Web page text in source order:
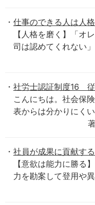
仕事のできる人は人
【人格を磨く】「オ
司は認めてくれない
社労士認証制度16
こんにちは。社会保
表からは分かりにく
社員が成果に貢献す
【意欲は能力に勝る
力を勘案して登用や